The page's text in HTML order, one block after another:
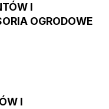
I
OGRODOWE
I